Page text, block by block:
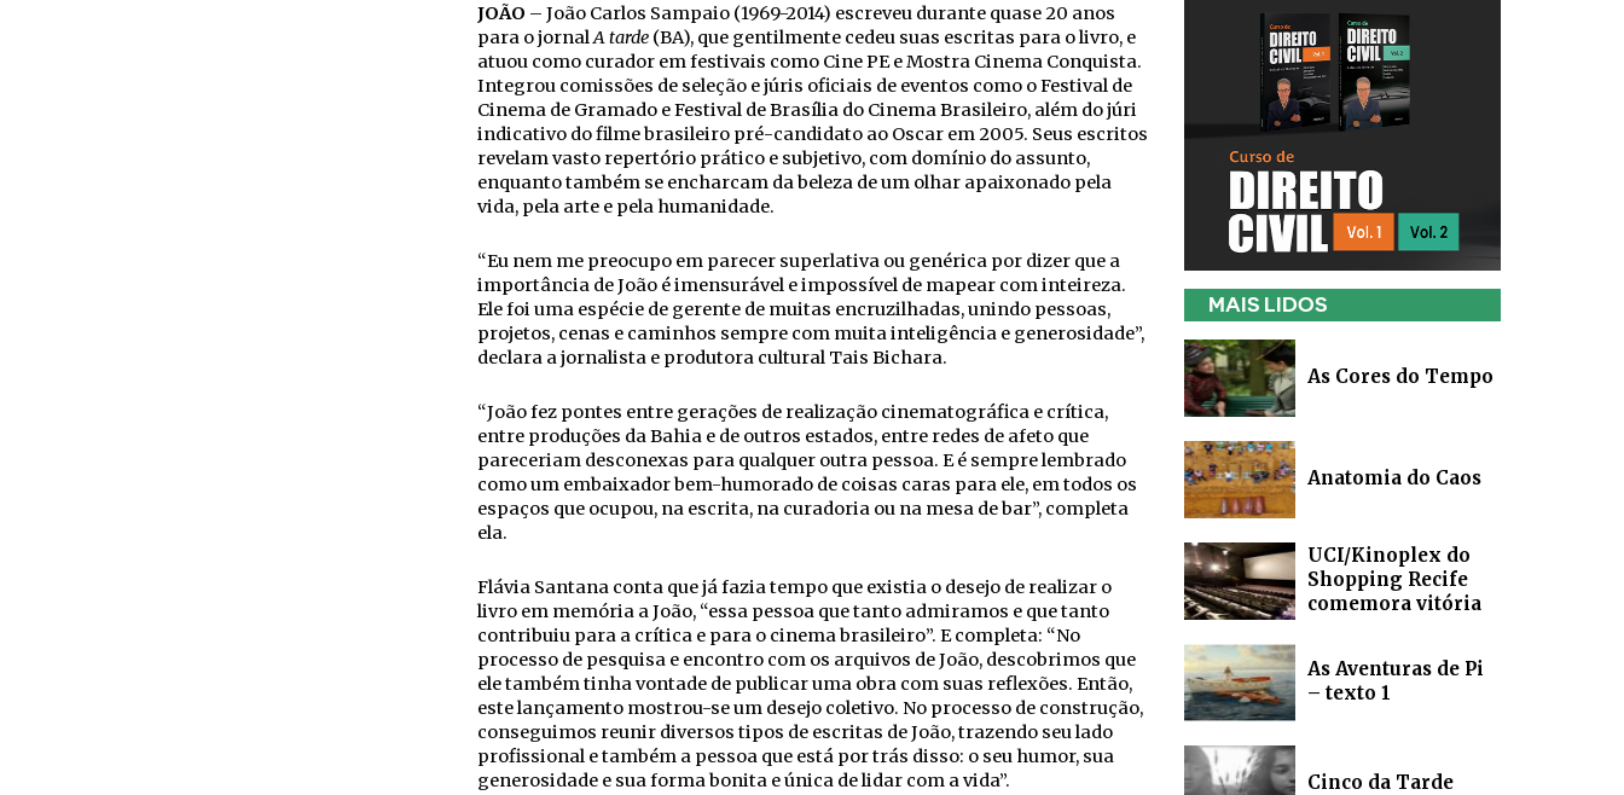
JOÃO – João Carlos Sampaio (1969-2014) escreveu durante quase 20 anos
para o jornalA tarde (BA), que gentilmente cedeu suas escritas para o livro, e
atuou como curador em festivais como Cine PE e Mostra Cinema Conquista.
Integrou comissões de seleção e júris oficiais de eventos como o Festival de
Cinema de Gramado e Festival de Brasília do Cinema Brasileiro, além do júri
indicativo do filme brasileiro pré-candidato ao Oscar em 2005. Seus escritos
revelam vasto repertório prático e subjetivo, com domínio do assunto,
enquanto também se encharcam da beleza de um olhar apaixonado pela
vida, pela arte e pela humanidade.
“Eu nem me preocupo em parecer superlativa ou genérica por dizer que a
importância de João é imensurável e impossível de mapear com inteireza.
Ele foi uma espécie de gerente de muitas encruzilhadas, unindo pessoas,
projetos, cenas e caminhos sempre com muita inteligência e generosidade”,
declara a jornalista e produtora cultural Tais Bichara.
“João fez pontes entre gerações de realização cinematográfica e crítica,
entre produções da Bahia e de outros estados, entre redes de afeto que
pareceriam desconexas para qualquer outra pessoa. E é sempre lembrado
como um embaixador bem-humorado de coisas caras para ele, em todos os
espaços que ocupou, na escrita, na curadoria ou na mesa de bar”, completa
ela.
Flávia Santana conta que já fazia tempo que existia o desejo de realizar o
livro em memória a João, “essa pessoa que tanto admiramos e que tanto
contribuiu para a crítica e para o cinema brasileiro”. E completa: “No
processo de pesquisa e encontro com os arquivos de João, descobrimos que
ele também tinha vontade de publicar uma obra com suas reflexões. Então,
este lançamento mostrou-se um desejo coletivo. No processo de construção,
conseguimos reunir diversos tipos de escritas de João, trazendo seu lado
profissional e também a pessoa que está por trás disso: o seu humor, sua
generosidade e sua forma bonita e única de lidar com a vida”.
MAIS LIDOS
As Cores do Tempo
Anatomia do Caos
UCI/Kinoplex do
Shopping Recife
comemora vitória
As Aventuras de Pi
– texto 1
Cinco da Tarde